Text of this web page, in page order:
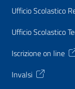
Ufficio Scolastico
Ufficio Scolastico
Iscrizione on line
Invalsi